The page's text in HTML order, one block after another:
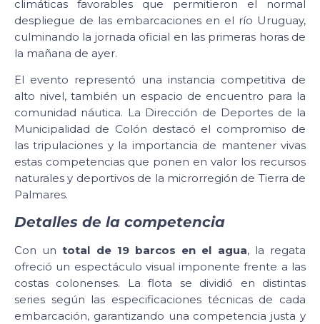
climáticas favorables que permitieron el normal
despliegue de las embarcaciones en el río Uruguay,
culminando la jornada oficial en las primeras horas de
la mañana de ayer.
El evento representó una instancia competitiva de
alto nivel, también un espacio de encuentro para la
comunidad náutica. La Dirección de Deportes de la
Municipalidad de Colón destacó el compromiso de
las tripulaciones y la importancia de mantener vivas
estas competencias que ponen en valor los recursos
naturales y deportivos de la microrregión de Tierra de
Palmares.
Detalles de la competencia
Con untotal de 19 barcos en el agua, la regata
ofreció un espectáculo visual imponente frente a las
costas colonenses. La flota se dividió en distintas
series según las especificaciones técnicas de cada
embarcación, garantizando una competencia justa y